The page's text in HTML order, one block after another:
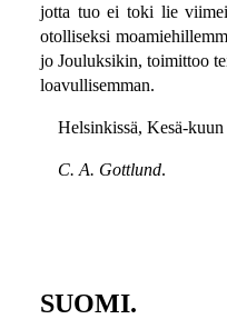
jotta tuo ei toki lie
otolliseksi
jo Jouluksikin, toimittoo
loavullisemman.
Helsinkissä, Kesä-
C. A. Gottlund.
SUOMI.